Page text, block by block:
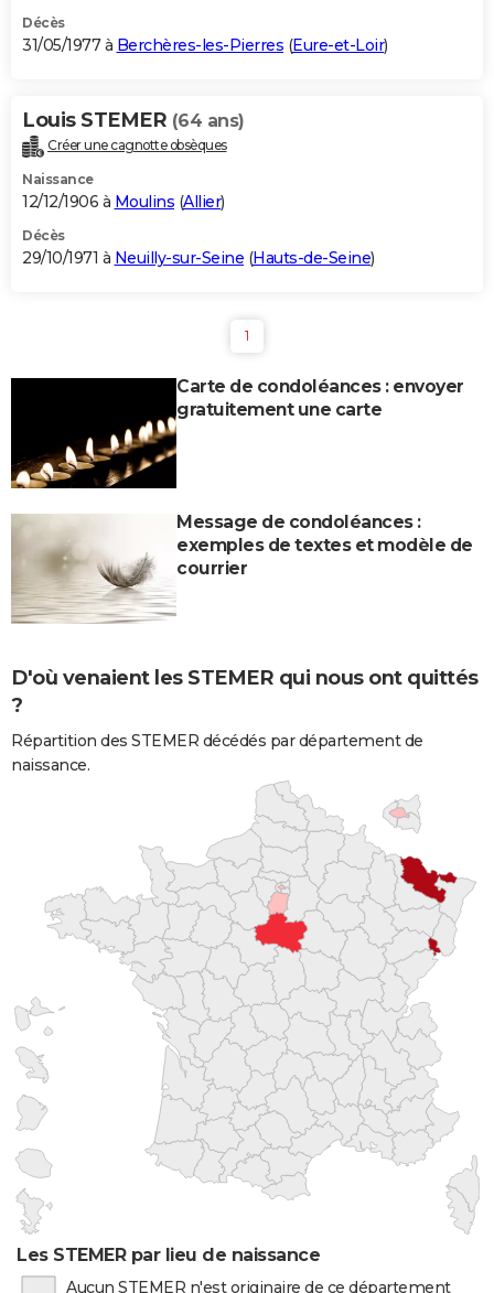
Décès
31/05/1977 à Berchères-les-Pierres (Eure-et-Loir)
Louis STEMER (64 ans)
Créer une cagnotte obsèques
Naissance
12/12/1906 à Moulins (Allier)
Décès
29/10/1971 à Neuilly-sur-Seine (Hauts-de-Seine)
1
Carte de condoléances : envoyer
gratuitement une carte
Message de condoléances :
exemples de textes et modèle de
courrier
D'où venaient les STEMER qui nous ont quittés
?
Répartition des STEMER décédés par département de
naissance.
Les STEMER par lieu de naissance
Aucun STEMER n'est originaire de ce département